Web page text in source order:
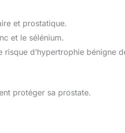
et prostatique.
et le sélénium.
d’hypertrophie bénigne
protéger sa prostate.